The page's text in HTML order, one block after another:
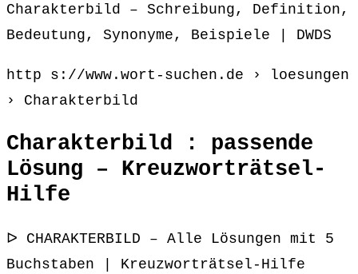
Charakterbild – Schreibung, Definition,
Bedeutung, Synonyme, Beispiele | DWDS
http s://www.wort-suchen.de › loesungen
› Charakterbild
Charakterbild : passende
Lösung – Kreuzworträtsel-
Hilfe
ᐅ CHARAKTERBILD – Alle Lösungen mit 5
Buchstaben | Kreuzworträtsel-Hilfe